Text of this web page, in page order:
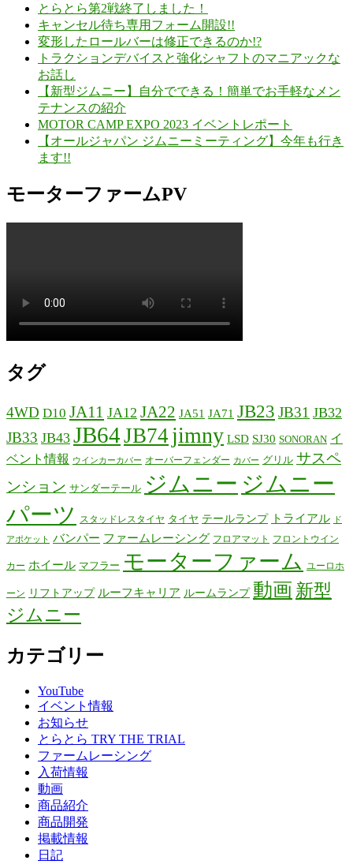
とらとら第2戦終了しました！
キャンセル待ち専用フォーム開設!!
変形したロールバーは修正できるのか!?
トラクションデバイスと強化シャフトのマニアックな
お話し
【新型ジムニー】自分でできる！簡単でお手軽なメン
テナンスの紹介
MOTOR CAMP EXPO 2023 イベントレポート
【オールジャパン ジムニーミーティング】今年も行き
ます!!
モーターファームPV
タグ
4WD D10 JA11 JA12 JA22 JA51 JA71 JB23 JB31 JB32
JB33 JB43 JB64JB74 jimny LSD SJ30 SONORAN イ
ベント情報
ウインカーカバー オーバーフェンダー カバー グリル サスペ
ンション サンダーテール ジムニー ジムニー
パーツ
スタッドレスタイヤ タイヤ テールランプ トライアル ド
アポケット バンパー ファームレーシング フロアマット フロントウイン
カー ホイール マフラー モーターファーム ユーロホ
ーン リフトアップ ルーフキャリア ルームランプ 動画 新型
ジムニー
カテゴリー
YouTube
イベント情報
お知らせ
とらとら TRY THE TRIAL
ファームレーシング
入荷情報
動画
商品紹介
商品開発
掲載情報
日記